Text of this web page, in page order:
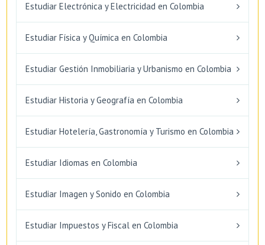
Estudiar Electrónica y Electricidad en Colombia
Estudiar Física y Química en Colombia
Estudiar Gestión Inmobiliaria y Urbanismo en Colombia
Estudiar Historia y Geografía en Colombia
Estudiar Hotelería, Gastronomía y Turismo en Colombia
Estudiar Idiomas en Colombia
Estudiar Imagen y Sonido en Colombia
Estudiar Impuestos y Fiscal en Colombia